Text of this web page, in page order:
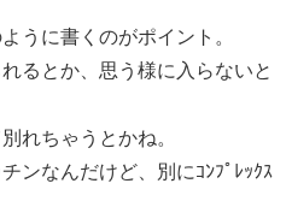
うに書くのがポイント。
るとか、思う様に入らないと
れちゃうとかね。
ンなんだけど、別にｺﾝﾌﾟﾚｯｸｽ